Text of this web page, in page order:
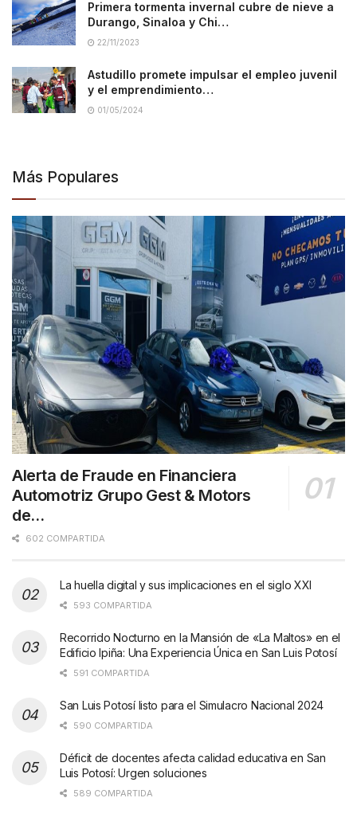
Primera tormenta invernal cubre de nieve a
Durango, Sinaloa y Chi…
22/11/2023
Astudillo promete impulsar el empleo juvenil
y el emprendimiento…
01/05/2024
Más Populares
Alerta de Fraude en Financiera
Automotriz Grupo Gest & Motors
de…
602 COMPARTIDA
La huella digital y sus implicaciones en el siglo XXI
593 COMPARTIDA
Recorrido Nocturno en la Mansión de «La Maltos» en el
Edificio Ipiña: Una Experiencia Única en San Luis Potosí
591 COMPARTIDA
San Luis Potosí listo para el Simulacro Nacional 2024
590 COMPARTIDA
Déficit de docentes afecta calidad educativa en San
Luis Potosí: Urgen soluciones
589 COMPARTIDA